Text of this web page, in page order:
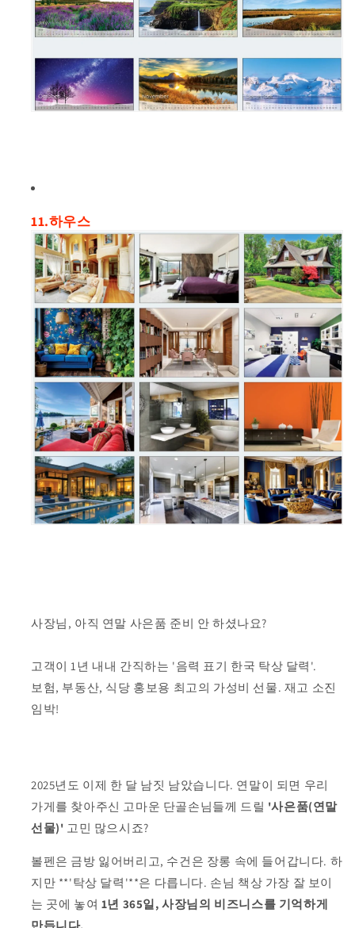
11.하우스
사장님, 아직 연말 사은품 준비 안 하셨나요?
고객이 1년 내내 간직하는 '음력 표기 한국 탁상 달력'.
보험, 부동산, 식당 홍보용 최고의 가성비 선물. 재고 소진
임박!
2025년도 이제 한 달 남짓 남았습니다. 연말이 되면 우리
가게를 찾아주신 고마운 단골손님들께 드릴 '사은품(연말
선물)' 고민 많으시죠?
볼펜은 금방 잃어버리고, 수건은 장롱 속에 들어갑니다. 하
지만 **'탁상 달력'**은 다릅니다. 손님 책상 가장 잘 보이
는 곳에 놓여 1년 365일, 사장님의 비즈니스를 기억하게